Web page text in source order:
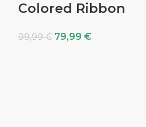
Colored Ribbon
99,99€ 79,99 €